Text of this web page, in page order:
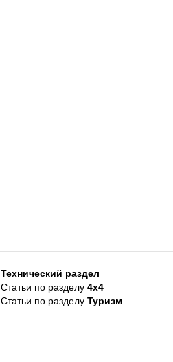
Технический раздел
Статьи по разделу 4х4
Статьи по разделу Туризм